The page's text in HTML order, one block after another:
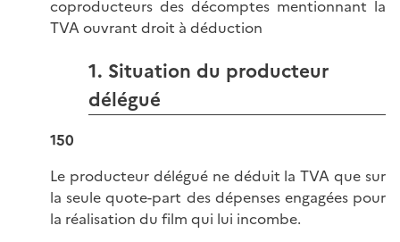
coproducteurs des décomptes mentionnant la
TVA ouvrant droit à déduction
1. Situation du producteur
délégué
150
Le producteur délégué ne déduit la TVA que sur
la seule quote-part des dépenses engagées pour
la réalisation du film qui lui incombe.